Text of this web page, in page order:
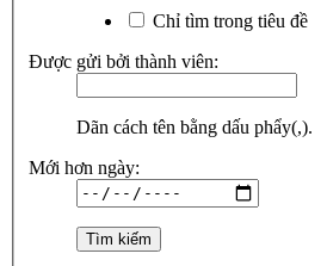
Chỉ tìm trong tiêu đề
Được gửi bởi thành viên:
Dãn cách tên bằng dấu phẩy(,).
Mới hơn ngày: